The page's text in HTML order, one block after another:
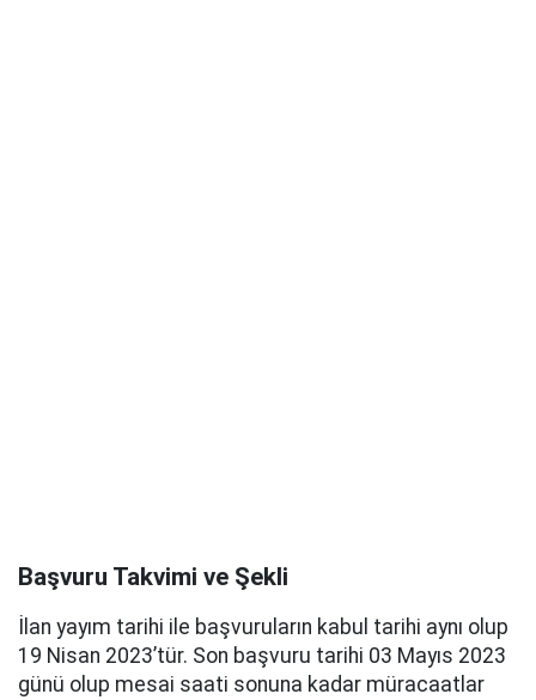
Başvuru Takvimi ve Şekli
İlan yayım tarihi ile başvuruların kabul tarihi aynı olup
19 Nisan 2023’tür. Son başvuru tarihi 03 Mayıs 2023
günü olup mesai saati sonuna kadar müracaatlar